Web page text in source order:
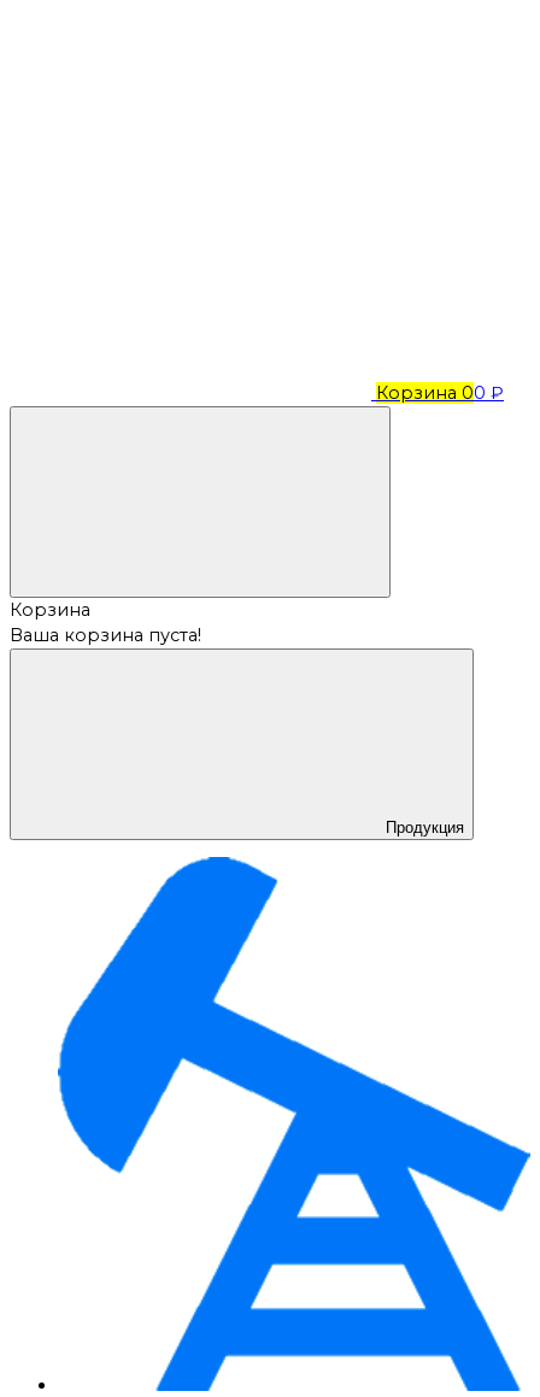
Корзина 00 ₽
Корзина
Ваша корзина пуста!
Продукция